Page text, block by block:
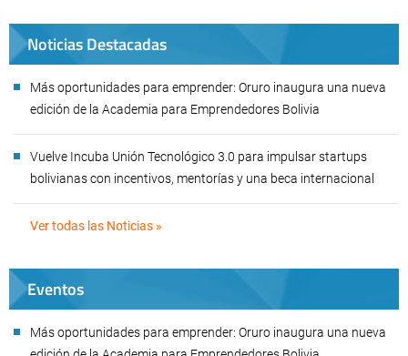
Noticias Destacadas
Más oportunidades para emprender: Oruro inaugura una nueva
edición de la Academia para Emprendedores Bolivia
Vuelve Incuba Unión Tecnológico 3.0 para impulsar startups
bolivianas con incentivos, mentorías y una beca internacional
Ver todas las Noticias »
Eventos
Más oportunidades para emprender: Oruro inaugura una nueva